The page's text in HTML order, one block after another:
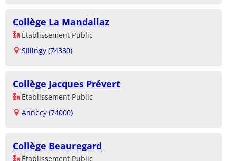
Collège La Mandallaz
Établissement Public
Sillingy (74330)
Collège Jacques Prévert
Établissement Public
Annecy (74000)
Collège Beauregard
Établissement Public